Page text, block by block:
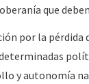
que
por la
y autonomía